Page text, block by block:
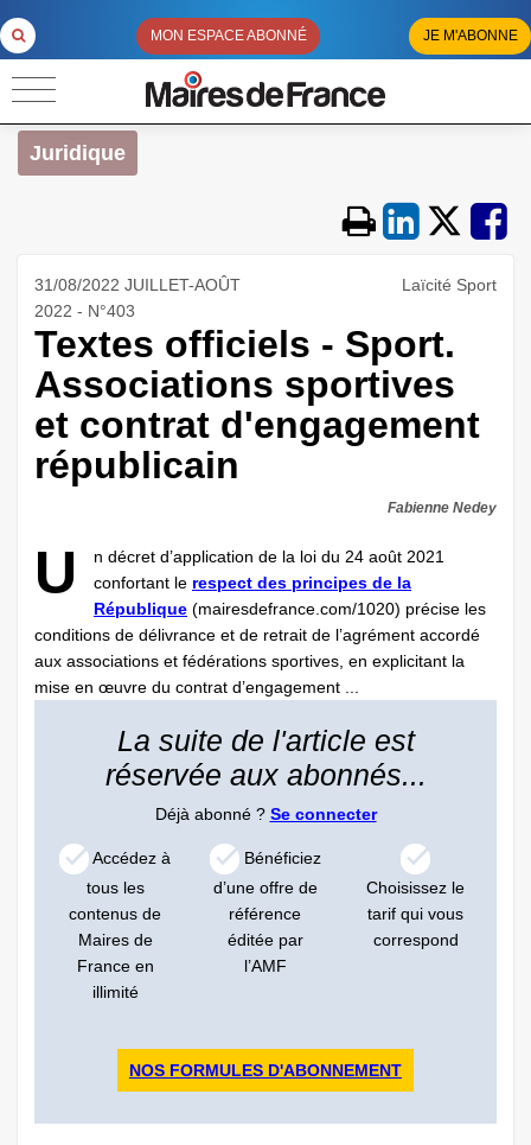
MON ESPACE ABONNÉ JE M'ABONNE
Juridique
31/08/2022 JUILLET-AOÛT
2022 - N°403
Laïcité Sport
Textes officiels - Sport.
Associations sportives
et contrat d'engagement
républicain
Fabienne Nedey
U
n décret d’application de la loi du 24 août 2021
confortant le respect des principes de la
République (mairesdefrance.com/1020) précise les
conditions de délivrance et de retrait de l’agrément accordé
aux associations et fédérations sportives, en explicitant la
mise en œuvre du contrat d’engagement ...
La suite de l'article est
réservée aux abonnés...
Déjà abonné ? Se connecter
Accédez à
tous les
contenus de
Maires de
France en
illimité
Bénéficiez
d’une offre de
référence
éditée par
l’AMF
Choisissez le
tarif qui vous
correspond
NOS FORMULES D'ABONNEMENT